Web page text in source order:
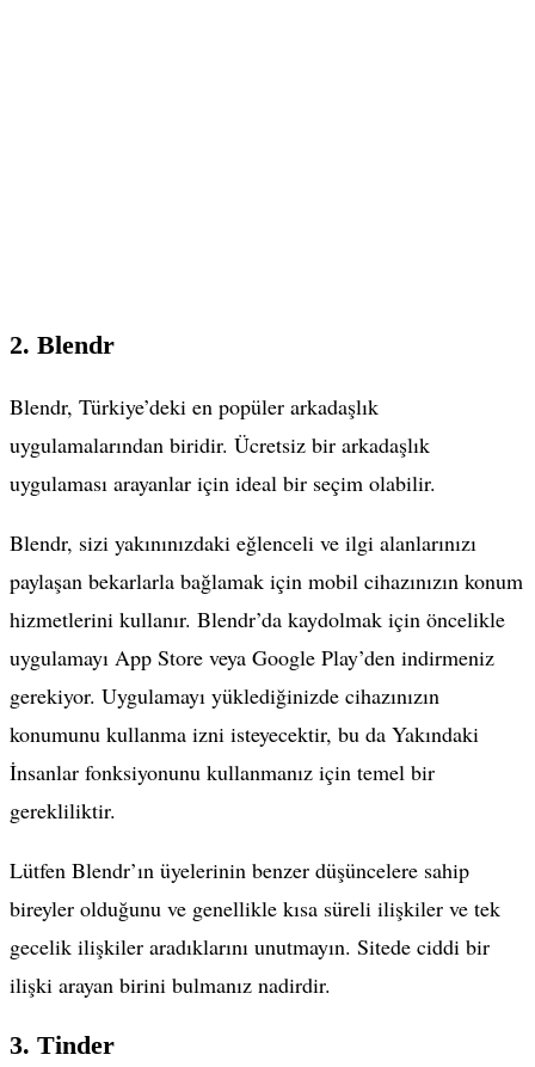
2. Blendr
Blendr, Türkiye’deki en popüler arkadaşlık
uygulamalarından biridir. Ücretsiz bir arkadaşlık
uygulaması arayanlar için ideal bir seçim olabilir.
Blendr, sizi yakınınızdaki eğlenceli ve ilgi alanlarınızı
paylaşan bekarlarla bağlamak için mobil cihazınızın konum
hizmetlerini kullanır. Blendr’da kaydolmak için öncelikle
uygulamayı App Store veya Google Play’den indirmeniz
gerekiyor. Uygulamayı yüklediğinizde cihazınızın
konumunu kullanma izni isteyecektir, bu da Yakındaki
İnsanlar fonksiyonunu kullanmanız için temel bir
gerekliliktir.
Lütfen Blendr’ın üyelerinin benzer düşüncelere sahip
bireyler olduğunu ve genellikle kısa süreli ilişkiler ve tek
gecelik ilişkiler aradıklarını unutmayın. Sitede ciddi bir
ilişki arayan birini bulmanız nadirdir.
3. Tinder